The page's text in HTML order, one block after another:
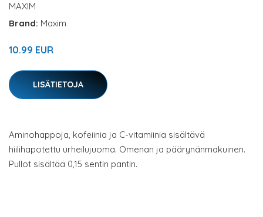
MAXIM
Brand: Maxim
10.99 EUR
LISÄTIETOJA
Aminohappoja, kofeiinia ja C-vitamiinia sisältävä
hiilihapotettu urheilujuoma. Omenan ja päärynänmakuinen.
Pullot sisältää 0,15 sentin pantin.